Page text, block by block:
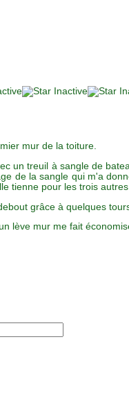
mur de la toiture.
un treuil à sangle de
de la sangle qui m'a
tienne pour les trois
grâce à quelques
lève mur me fait